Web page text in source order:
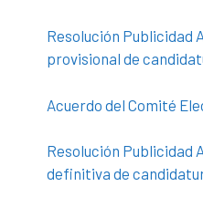
Resolución Publicidad
provisional de
Acuerdo del Comité
Resolución Publicidad
definitiva de